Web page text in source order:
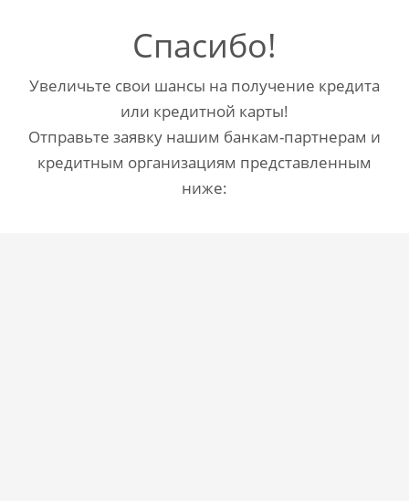
Спасибо!
Увеличьте свои шансы на получение кредита
или кредитной карты!
Отправьте заявку нашим банкам-партнерам и
кредитным организациям представленным
ниже: